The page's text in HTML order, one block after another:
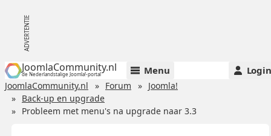
JoomlaCommunity.nl
de Nederlandstalige Joomla!-portal Menu Login
JoomlaCommunity.nl Forum
Joomla!
Back-up en upgrade
Probleem met menu's na upgrade naar 3.3